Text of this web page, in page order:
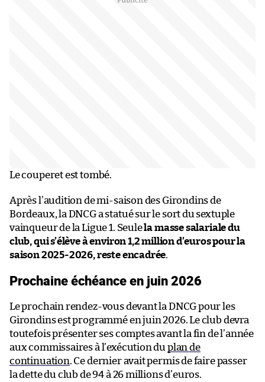
Le couperet est tombé.
Après l’audition de mi-saison des Girondins de
Bordeaux, la DNCG a statué sur le sort du sextuple
vainqueur de la Ligue 1. Seulela masse salariale du
club, qui s’élève à environ 1,2 million d’euros pour la
saison 2025-2026, reste encadrée.
Prochaine échéance en juin 2026
Le prochain rendez-vous devant la DNCG pour les
Girondins est programmé en juin 2026. Le club devra
toutefois présenter ses comptes avant la fin de l’année
aux commissaires à l’exécution du plan de
continuation. Ce dernier avait permis de faire passer
la dette du club de 94 à 26 millions d’euros.